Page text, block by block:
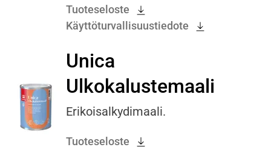
Tuoteseloste
Käyttöturvallisuustiedote
Unica
Ulkokalustemaali
Erikoisalkydimaali.
Tuoteseloste